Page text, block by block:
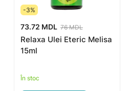
-3%
73.72 MDL 76 MDL
Relaxa Ulei Eteric Melisa
15ml
În stoc